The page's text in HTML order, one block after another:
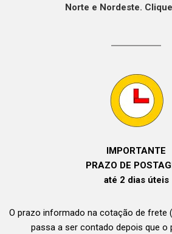
Norte e Nordeste.
IMPORTANTE
PRAZO DE
até 2 dias úteis
O prazo informado na cotação de frete
passa a ser contado depois que o